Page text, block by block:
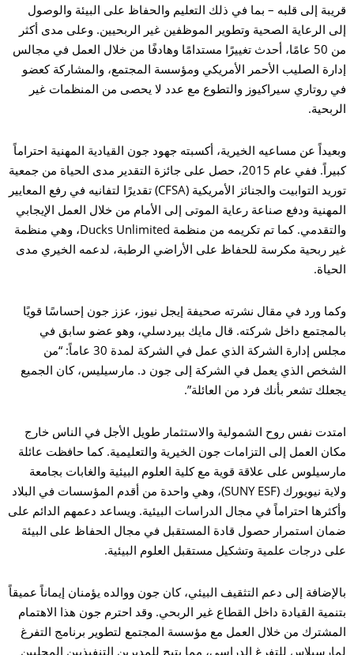
قريبة إلى قلبه – بما في ذلك التعليم والحفاظ على البيئة والوصول
إلى الرعاية الصحية وتطوير الموظفين غير الربحيين. وعلى مدى أكثر
من 50 عامًا، أحدث تغييرًا مستدامًا وهادفًا من خلال العمل في مجالس
إدارة الصليب الأحمر الأمريكي ومؤسسة المجتمع، والمشاركة كعضو
في روتاري سيراكيوز والتطوع مع عدد لا يحصى من المنظمات غير
الربحية.
وبعيداً عن مساعيه الخيرية، أكسبته جهود جون القيادية المهنية احتراماً
كبيراً. ففي عام 2015، حصل على جائزة التقدير مدى الحياة من جمعية
توريد التوابيت والجنائز الأمريكية (CFSA) تقديرًا لتفانيه في رفع المعايير
المهنية ودفع صناعة رعاية الموتى إلى الأمام من خلال العمل الإيجابي
والتقدمي. كما تم تكريمه من منظمة Ducks Unlimited، وهي منظمة
غير ربحية مكرسة للحفاظ على الأراضي الرطبة، لدعمه الخيري مدى
الحياة.
وكما ورد في مقال نشرته صحيفة إيجل نيوز، عزز جون إحساسًا قويًا
بالمجتمع داخل شركته. قال مايك بيردسلي، وهو عضو سابق في
مجلس إدارة الشركة الذي عمل في الشركة لمدة 30 عاماً: “من
الشخص الذي يعمل في الشركة إلى جون د. مارسيليس، كان الجميع
يجعلك تشعر بأنك فرد من العائلة”.
امتدت نفس روح الشمولية والاستثمار طويل الأجل في الناس خارج
مكان العمل إلى التزامات جون الخيرية والتعليمية. كما حافظت عائلة
مارسيلوس على علاقة قوية مع كلية العلوم البيئية والغابات بجامعة
ولاية نيويورك (SUNY ESF)، وهي واحدة من أقدم المؤسسات في البلاد
وأكثرها احتراماً في مجال الدراسات البيئية. ويساعد دعمهم الدائم على
ضمان استمرار حصول قادة المستقبل في مجال الحفاظ على البيئة
على درجات علمية وتشكيل مستقبل العلوم البيئية.
بالإضافة إلى دعم التثقيف البيئي، كان جون ووالده يؤمنان إيماناً عميقاً
بتنمية القيادة داخل القطاع غير الربحي. وقد احترم جون هذا الاهتمام
المشترك من خلال العمل مع مؤسسة المجتمع لتطوير برنامج التفرغ
لمارسيلاس للتفرغ الدراسي، مما يتيح للمديرين التنفيذيين المحليين